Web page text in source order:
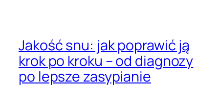
Jakość snu: jak poprawić ją
krok po kroku – od diagnozy
po lepsze zasypianie